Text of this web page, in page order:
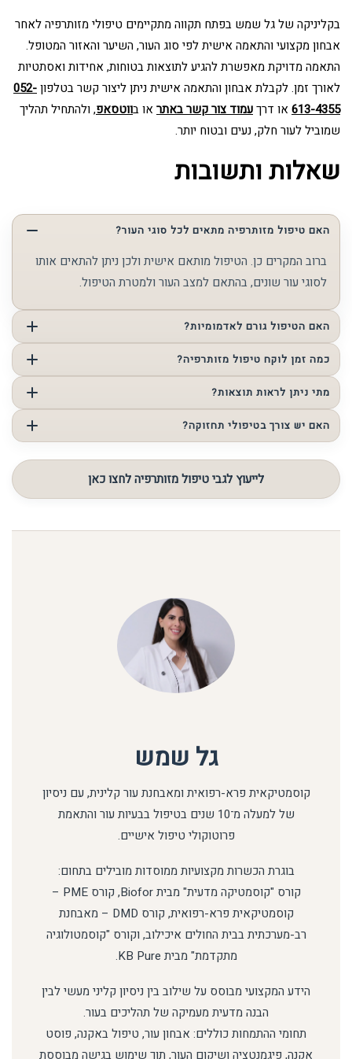
בקליניקה של גל שמש בפתח תקווה מתקיימים טיפולי מזותרפיה לאחר
אבחון מקצועי והתאמה אישית לפי סוג העור, השיער והאזור המטופל.
התאמה מדויקת מאפשרת להגיע לתוצאות בטוחות, אחידות ואסתטיות
לאורך זמן. לקבלת אבחון והתאמה אישית ניתן ליצור קשר בטלפון052-
613-4355 או דרךעמוד צור קשר באתר או בווטסאפ, ולהתחיל תהליך
שמוביל לעור חלק, נעים ובטוח יותר.
שאלות ותשובות
האם טיפול מזותרפיה מתאים לכל סוגי העור?
ברוב המקרים כן. הטיפול מותאם אישית ולכן ניתן להתאים אותו
לסוגי עור שונים, בהתאם למצב העור ולמטרת הטיפול.
האם הטיפול גורם לאדמומיות?
לעיתים תיתכן אדמומיות קלה וזמנית לאחר הטיפול, אך בדרך
כלל היא חולפת תוך זמן קצר כאשר מקפידים על ההנחיות
המתאימות.
כמה זמן לוקח טיפול מזותרפיה?
משך הטיפול משתנה בהתאם למצב העור ולאזור המטופל, אך
לרוב מדובר בטיפול שנמשך סביב שעה.
מתי ניתן לראות תוצאות?
לעיתים ניתן לראות שיפור כבר לאחר טיפול ראשון, במיוחד ברמת
הלחות ובמראה הכללי של העור, אך סדרת טיפולים מאפשרת
להגיע לתוצאה יציבה ומשמעותית יותר.
האם יש צורך בטיפולי תחזוקה?
כן. טיפולי תחזוקה מאפשרים לשמור על התוצאה לאורך זמן
ולתמוך בעור גם בהמשך.לייעוץ לגבי טיפול מזותרפיה לחצו כאן
גל שמש
קוסמטיקאית פרא-רפואית ומאבחנת עור קלינית, עם ניסיון
של למעלה מ־10 שנים בטיפול בבעיות עור והתאמת
פרוטוקולי טיפול אישיים.
בוגרת הכשרות מקצועיות ממוסדות מובילים בתחום:
קורס "קוסמטיקה מדעית" מבית Biofor, קורס PME –
קוסמטיקאית פרא-רפואית, קורס DMD – מאבחנת
רב-מערכתית בבית החולים איכילוב, וקורס "קוסמטולוגיה
מתקדמת" מבית KB Pure.
הידע המקצועי מבוסס על שילוב בין ניסיון קליני מעשי לבין
הבנה מדעית מעמיקה של תהליכים בעור.
תחומי ההתמחות כוללים: אבחון עור, טיפול באקנה, פוסט
אקנה, פיגמנטציה ושיקום העור, תוך שימוש בגישה מבוססת